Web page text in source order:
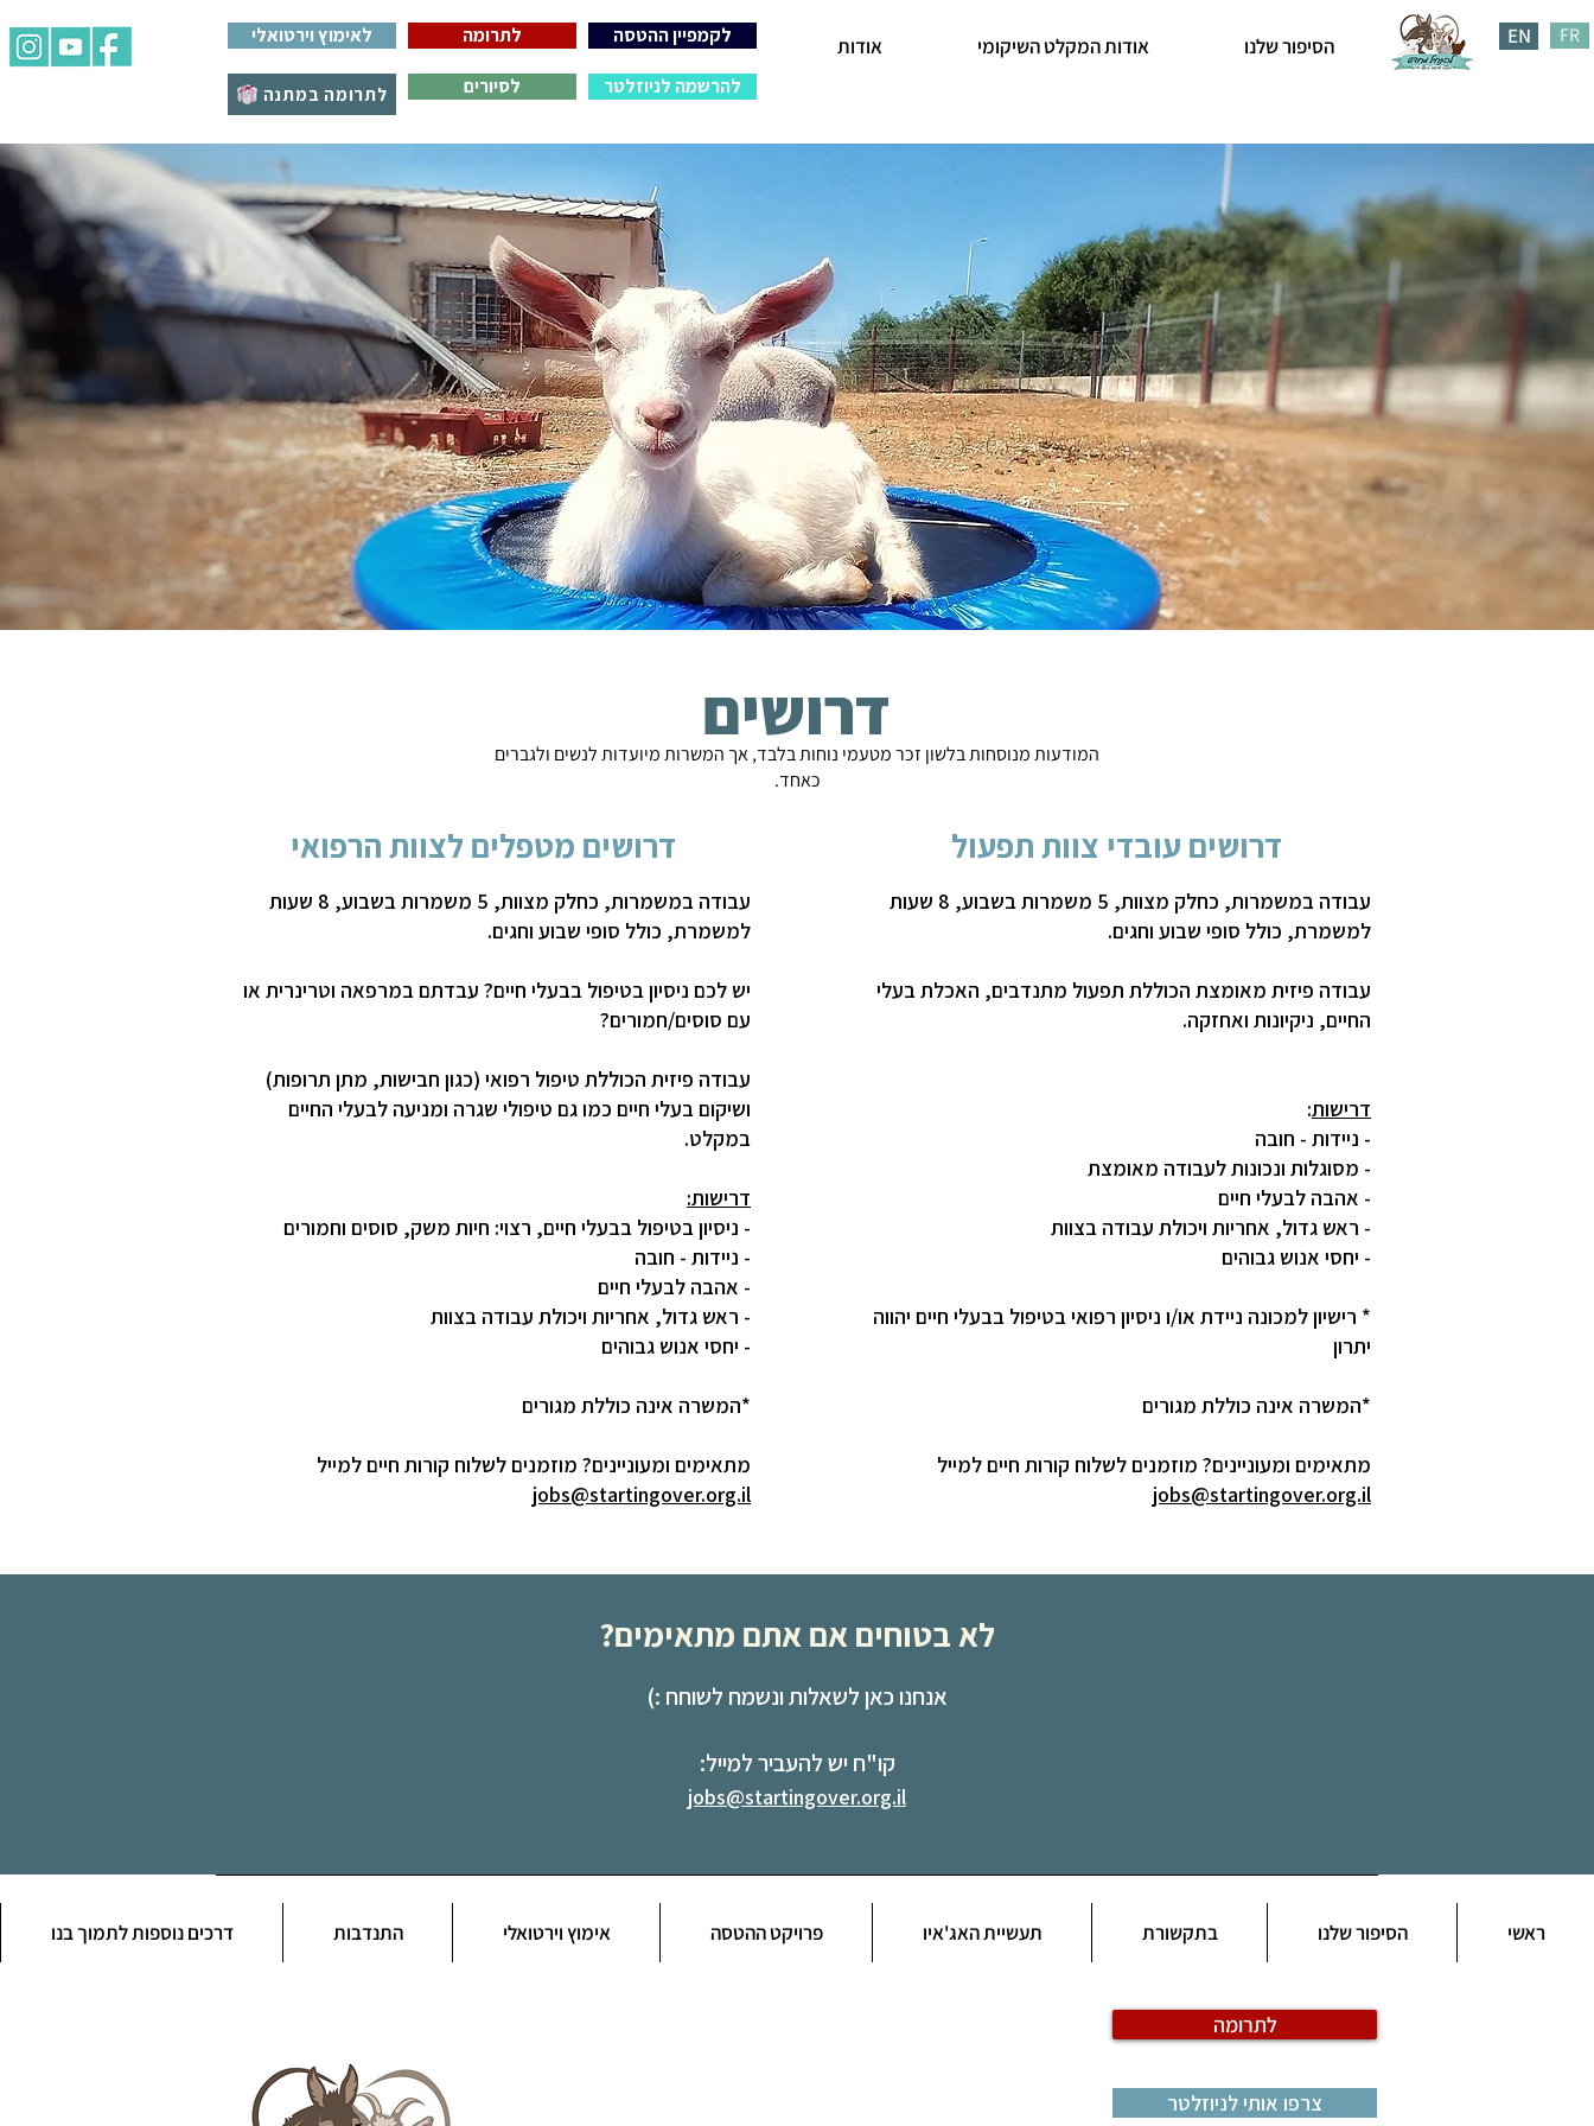
לאימוץ וירטואלי לתרומה לקמפיין ההטסה
לתרומה במתנה לסיורים להרשמה לניוזלטר
הסיפור שלנו אודות המקלט השיקומי אודות EN FR
דרושים
המודעות מנוסחות בלשון זכר מטעמי נוחות בלבד, אך המשרות מיועדות לנשים ולגברים
כאחד.
דרושים מטפלים לצוות הרפואי
עבודה במשמרות, כחלק מצוות, 5 משמרות בשבוע, 8 שעות
למשמרת, כולל סופי שבוע וחגים.
יש לכם ניסיון בטיפול בבעלי חיים? עבדתם במרפאה וטרינרית או
עם סוסים/חמורים?
עבודה פיזית הכוללת טיפול רפואי (כגון חבישות, מתן תרופות)
ושיקום בעלי חיים כמו גם טיפולי שגרה ומניעה לבעלי החיים
במקלט.
דרישות:
- ניסיון בטיפול בבעלי חיים, רצוי: חיות משק, סוסים וחמורים
- ניידות - חובה
- אהבה לבעלי חיים
- ראש גדול, אחריות ויכולת עבודה בצוות
- יחסי אנוש גבוהים
*המשרה אינה כוללת מגורים
מתאימים ומעוניינים? מוזמנים לשלוח קורות חיים למייל
jobs@startingover.org.il
דרושים עובדי צוות תפעול
עבודה במשמרות, כחלק מצוות, 5 משמרות בשבוע, 8 שעות
למשמרת, כולל סופי שבוע וחגים.
עבודה פיזית מאומצת הכוללת תפעול מתנדבים, האכלת בעלי
החיים, ניקיונות ואחזקה.
דרישות:
- ניידות - חובה
- מסוגלות ונכונות לעבודה מאומצת
- אהבה לבעלי חיים
- ראש גדול, אחריות ויכולת עבודה בצוות
- יחסי אנוש גבוהים
* רישיון למכונה ניידת או/ו ניסיון רפואי בטיפול בבעלי חיים יהווה
יתרון
*המשרה אינה כוללת מגורים
מתאימים ומעוניינים? מוזמנים לשלוח קורות חיים למייל
jobs@startingover.org.il
לא בטוחים אם אתם מתאימים?
אנחנו כאן לשאלות ונשמח לשוחח :)
קו"ח יש להעביר למייל:
jobs@startingover.org.il
ראשי הסיפור שלנו בתקשורת תעשיית האג'איו פרויקט ההטסה אימוץ וירטואלי התנדבות דרכים נוספות לתמוך בנו
לתרומה
צרפו אותי לניוזלטר